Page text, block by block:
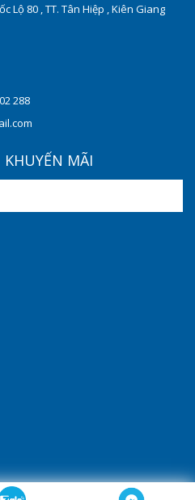
Lộ 80 , TT. Tân Hiệp , Kiên Giang
288
MÃI